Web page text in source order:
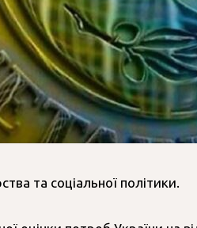
та соціальної політики.